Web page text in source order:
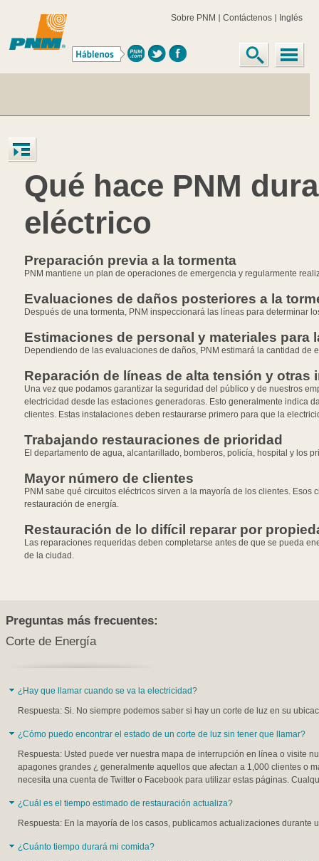
Sobre PNM Contáctenos Inglés
Qué hace PNM
eléctrico
Preparación previa a la tormenta
PNM mantiene un plan de operaciones de emergencia y regularmente
Evaluaciones de daños posteriores a la
Después de una tormenta, PNM inspeccionará las líneas para determinar
Estimaciones de personal y materiales para
Dependiendo de las evaluaciones de daños, PNM estimará la cantidad
Reparación de líneas de alta tensión y otras
Una vez que podamos garantizar la seguridad del público y de nuestros
electricidad desde las estaciones generadoras. Esto generalmente indica
clientes. Estas instalaciones deben restaurarse primero para que la
Trabajando restauraciones de prioridad
El departamento de agua, alcantarillado, bomberos, policía, hospital y los
Mayor número de clientes
PNM sabe qué circuitos eléctricos sirven a la mayoría de los clientes.
restauración de energía.
Restauración de lo difícil reparar por
Las reparaciones requeridas deben completarse antes de que se pueda
de la ciudad.
Preguntas más frecuentes:
Corte de Energía
¿Hay que llamar cuando se va la electricidad?
Respuesta: Si. No siempre podemos saber si hay un corte de luz en su
¿Cómo puedo encontrar el estado de un corte de luz sin tener que llamar?
Respuesta: Usted puede ver nuestra mapa de interrupción en línea o visite
apagones grandes ¿ generalmente aquellos que afectan a 1,000 clientes o
necesita una cuenta de Twitter o Facebook para utilizar estas páginas.
¿Cuál es el tiempo estimado de restauración actualiza?
Respuesta: En la mayoría de los casos, publicamos actualizaciones durante
¿Cuánto tiempo durará mi comida?